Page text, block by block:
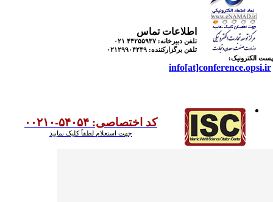
اطلاعات تماس
تلفن دبیرخانه: ۴۴۲۵۵۹۳۷ ۰۲۱
تلفن برگزارکننده:۰۲۱۲۹۹۰۴۲۴۹
الکترونیک:
کد اختصاصی: ۵۴۰۵۴-۰۰۲۱۰
جهت استعلام لطفاً کلیک نمایید